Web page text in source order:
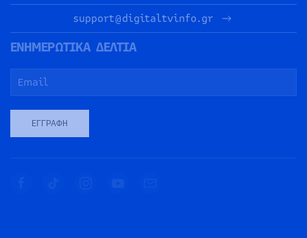
support@digitaltvinfo.gr
ΕΝΗΜΕΡΩΤΙΚΑ ΔΕΛΤΙΑ
ΕΓΓΡΑΦΉ